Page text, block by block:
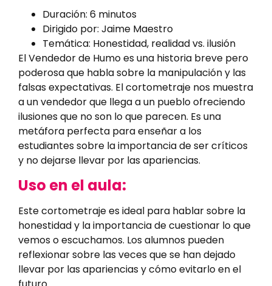
Duración: 6 minutos
Dirigido por: Jaime Maestro
Temática: Honestidad, realidad vs. ilusión
El Vendedor de Humo es una historia breve pero
poderosa que habla sobre la manipulación y las
falsas expectativas. El cortometraje nos muestra
a un vendedor que llega a un pueblo ofreciendo
ilusiones que no son lo que parecen. Es una
metáfora perfecta para enseñar a los
estudiantes sobre la importancia de ser críticos
y no dejarse llevar por las apariencias.
Uso en el aula:
Este cortometraje es ideal para hablar sobre la
honestidad y la importancia de cuestionar lo que
vemos o escuchamos. Los alumnos pueden
reflexionar sobre las veces que se han dejado
llevar por las apariencias y cómo evitarlo en el